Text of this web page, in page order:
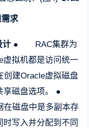
求
计 ● RAC集群为
虚拟机都是访问统一
创建Oracle虚拟磁盘
享磁盘选项。 ●
在磁盘中是多副本存
写入并分配到不同